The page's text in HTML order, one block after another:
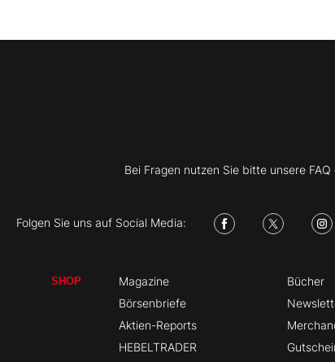
Bei Fragen nutzen Sie bitte unsere
Folgen Sie uns auf Social Media:
SHOP
Magazine
Börsenbriefe
Aktien-Reports
HEBELTRADER
Bücher